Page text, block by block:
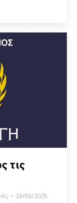
τις
23/03/2025